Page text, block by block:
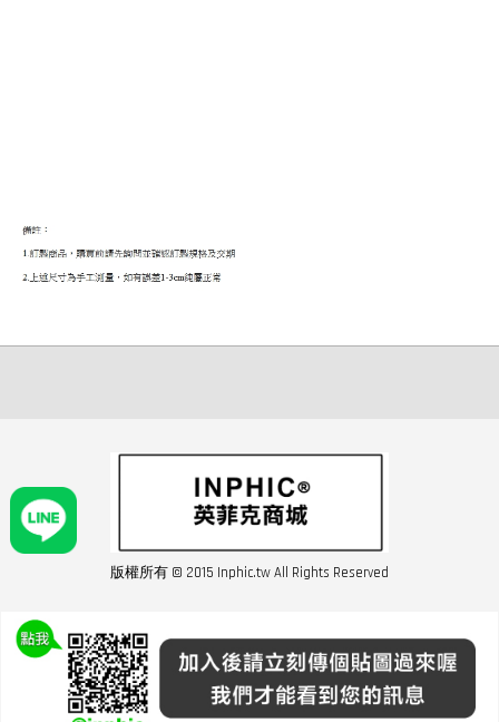
版權所有 © 2015 Inphic.tw All Rights Reserved
友站連結inphic營業設備
聯絡我們 02-28852016 如遇商品缺貨或數量不足請與客服聯繫